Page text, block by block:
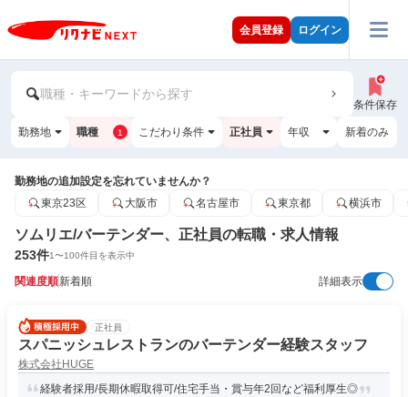
会員登録 ログイン
職種・キーワードから探す
条件保存
勤務地 職種 1 こだわり条件 正社員 年収 新着のみ
勤務地の追加設定を忘れていませんか？
東京23区
大阪市 名古屋市 東京都 横浜市
ソムリエ/バーテンダー、正社員の転職・求人情報
253件1〜100件目を表示中
関連度順新着順 詳細表示
正社員
スパニッシュレストランのバーテンダー経験スタッフ
株式会社HUGE
経験者採用/長期休暇取得可/住宅手当・賞与年2回など福利厚生◎